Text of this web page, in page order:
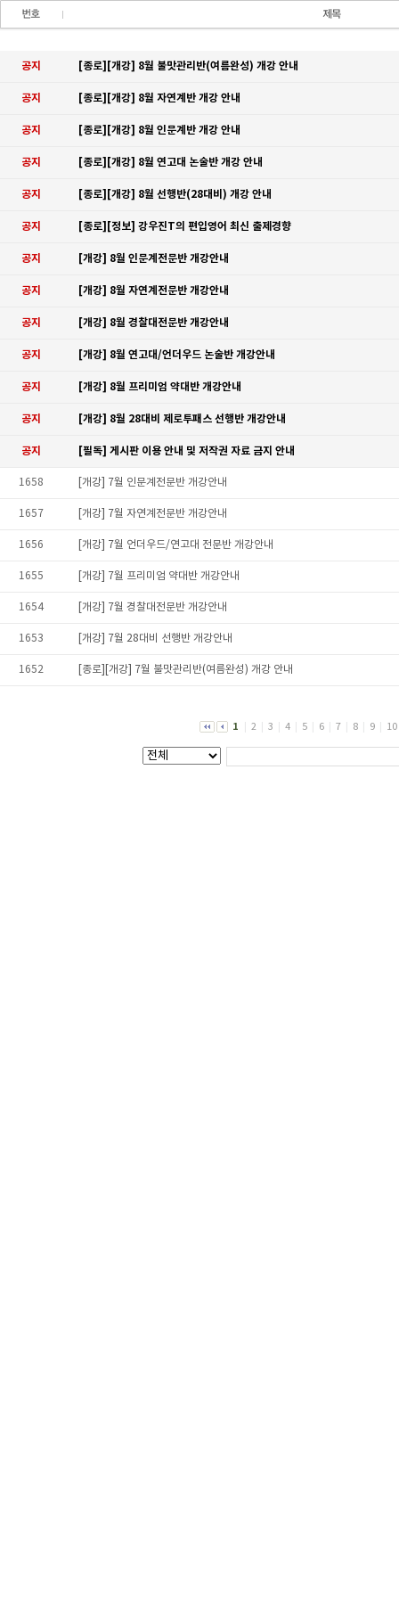
공지 [종로][개강] 8월 불맛관리반(여름완성) 개강 안내
공지 [종로][개강] 8월 자연계반 개강 안내
공지 [종로][개강] 8월 인문계반 개강 안내
공지 [종로][개강] 8월 연고대 논술반 개강 안내
공지 [종로][개강] 8월 선행반(28대비) 개강 안내
공지 [종로][정보] 강우진T의 편입영어 최신 출제경향
공지 [개강] 8월 인문계전문반 개강안내
공지 [개강] 8월 자연계전문반 개강안내
공지 [개강] 8월 경찰대전문반 개강안내
공지 [개강] 8월 연고대/언더우드 논술반 개강안내
공지 [개강] 8월 프리미엄 약대반 개강안내
공지 [개강] 8월 28대비 제로투패스 선행반 개강안내
공지 [필독] 게시판 이용 안내 및 저작권 자료 금지 안내
1658 [개강] 7월 인문계전문반 개강안내
1657 [개강] 7월 자연계전문반 개강안내
1656 [개강] 7월 언더우드/연고대 전문반 개강안내
1655 [개강] 7월 프리미엄 약대반 개강안내
1654 [개강] 7월 경찰대전문반 개강안내
1653 [개강] 7월 28대비 선행반 개강안내
1652 [종로][개강] 7월 불맛관리반(여름완성) 개강 안내
1 2 3 4 5 6 7 8 9 10